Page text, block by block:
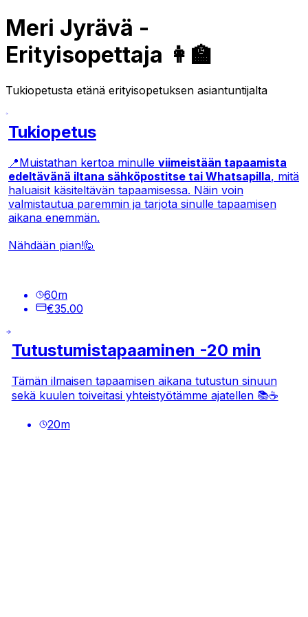
Meri Jyrävä -
Erityisopettaja 👩‍🏫
Tukiopetusta etänä erityisopetuksen asiantuntijalta
Tukiopetus
📍Muistathan kertoa minulle viimeistään tapaamista
edeltävänä iltana sähköpostitse tai Whatsapilla, mitä
haluaisit käsiteltävän tapaamisessa. Näin voin
valmistautua paremmin ja tarjota sinulle tapaamisen
aikana enemmän.
Nähdään pian!🙋
60m
€35.00
Tutustumistapaaminen -20 min
Tämän ilmaisen tapaamisen aikana tutustun sinuun
sekä kuulen toiveitasi yhteistyötämme ajatellen 📚☕
20m